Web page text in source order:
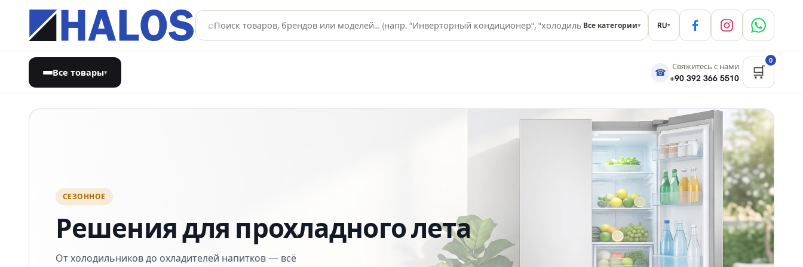
⌕ Все категории▾ RU▾
Все товары▾ ☎
Свяжитесь с нами
+90 392 366 5510 🛒
0
Магазин бытовой техники и климата на Северном Кипре
СЕЗОННОЕ
Решения для прохладного лета
От холодильников до охладителей напитков — всё